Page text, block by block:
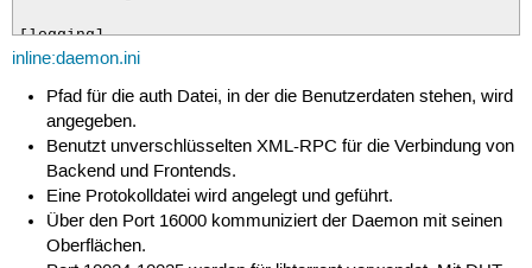
[logging]
type=file
[misc]
banfile=~/.btg/bans
[savesessions]
enable=true
filename=~/.btg/daemon.saved
timeout=60
inline:daemon.ini
Pfad für die auth Datei, in der die Benutzerdaten stehen, wird
angegeben.
Benutzt unverschlüsselten XML-RPC für die Verbindung von
Backend und Frontends.
Eine Protokolldatei wird angelegt und geführt.
Über den Port 16000 kommuniziert der Daemon mit seinen
Oberflächen.